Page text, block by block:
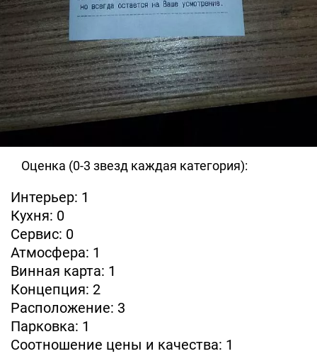
Оценка (0-3 звезд каждая категория):
Интерьер: 1
Кухня: 0
Сервис: 0
Атмосфера: 1
Винная карта: 1
Концепция: 2
Расположение: 3
Парковка: 1
Соотношение цены и качества: 1